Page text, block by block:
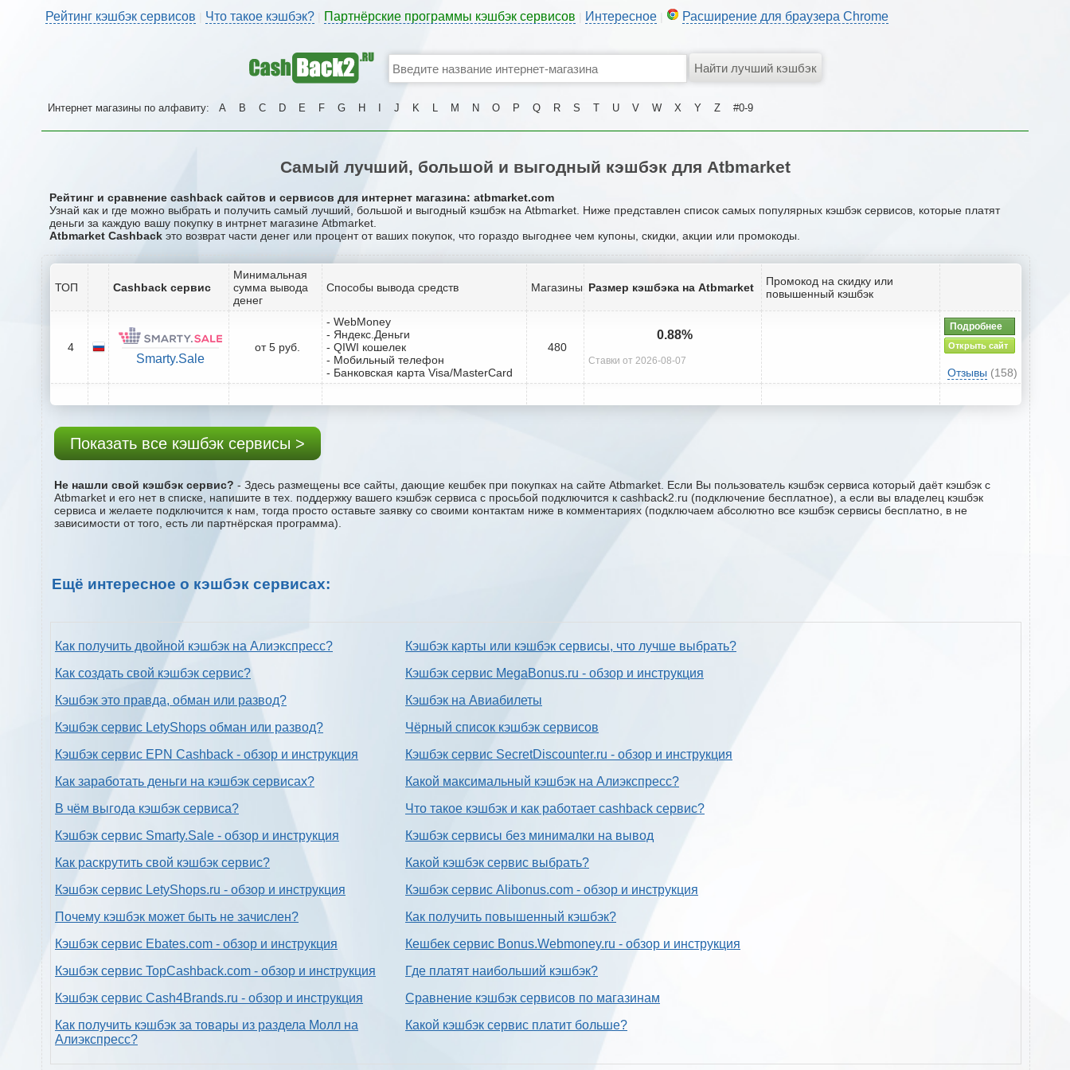
Рейтинг кэшбэк сервисов Что такое кэшбэк? Партнёрские программы кэшбэк сервисов Интересное Расширение для браузера Chrome
Интернет магазины по алфавиту: A B C D E F G H J K L M N O P Q R S T U V W X Y Z #0-9
Самый лучший, большой и выгодный кэшбэк для Atbmarket
Рейтинг и сравнение cashback сайтов и сервисов для интернет магазина: atbmarket.com
Узнай как и где можно выбрать и получить самый лучший, большой и выгодный кэшбэк на Atbmarket. Ниже представлен список самых популярных кэшбэк сервисов, которые платят
деньги за каждую вашу покупку в интрнет магазине Atbmarket.
Atbmarket Cashback это возврат части денег или процент от ваших покупок, что гораздо выгоднее чем купоны, скидки, акции или промокоды.
ТОП Cashback сервис
Минимальная
сумма вывода
денег
Способы вывода средств Магазины Размер кэшбэка на Atbmarket
Промокод на скидку или
повышенный кэшбэк
4
Smarty.Sale
от 5 руб.
- WebMoney
- Яндекс.Деньги
- QIWI кошелек
- Мобильный телефон
- Банковская карта Visa/MasterCard
480
0.88%
Ставки от 2026-08-07
Подробнее
Открыть сайт
Отзывы (158)
Показать все кэшбэк сервисы >
Не нашли свой кэшбэк сервис? - Здесь размещены все сайты, дающие кешбек при покупках на сайте Atbmarket. Если Вы пользователь кэшбэк сервиса который даёт кэшбэк с
Atbmarket и его нет в списке, напишите в тех. поддержку вашего кэшбэк сервиса с проcьбой подключится к cashback2.ru (подключение бесплатное), а если вы владелец кэшбэк
сервиса и желаете подключится к нам, тогда просто оставьте заявку со своими контактам ниже в комментариях (подключаем абсолютно все кэшбэк сервисы бесплатно, в не
зависимости от того, есть ли партнёрская программа).
Ещё интересное о кэшбэк сервисах:
Как получить двойной кэшбэк на Алиэкспресс?
Как создать свой кэшбэк сервис?
Кэшбэк это правда, обман или развод?
Кэшбэк сервис LetyShops обман или развод?
Кэшбэк сервис EPN Cashback - обзор и инструкция
Как заработать деньги на кэшбэк сервисах?
В чём выгода кэшбэк сервиса?
Кэшбэк сервис Smarty.Sale - обзор и инструкция
Как раскрутить свой кэшбэк сервис?
Кэшбэк сервис LetyShops.ru - обзор и инструкция
Почему кэшбэк может быть не зачислен?
Кэшбэк сервис Ebates.com - обзор и инструкция
Кэшбэк сервис TopCashback.com - обзор и инструкция
Кэшбэк сервис Cash4Brands.ru - обзор и инструкция
Как получить кэшбэк за товары из раздела Молл на
Алиэкспресс?
Кэшбэк карты или кэшбэк сервисы, что лучше выбрать?
Кэшбэк сервис MegaBonus.ru - обзор и инструкция
Кэшбэк на Авиабилеты
Чёрный список кэшбэк сервисов
Кэшбэк сервис SecretDiscounter.ru - обзор и инструкция
Какой максимальный кэшбэк на Алиэкспресс?
Что такое кэшбэк и как работает cashback сервис?
Кэшбэк сервисы без минималки на вывод
Какой кэшбэк сервис выбрать?
Кэшбэк сервис Alibonus.com - обзор и инструкция
Как получить повышенный кэшбэк?
Кешбек сервис Bonus.Webmoney.ru - обзор и инструкция
Где платят наибольший кэшбэк?
Сравнение кэшбэк сервисов по магазинам
Какой кэшбэк сервис платит больше?